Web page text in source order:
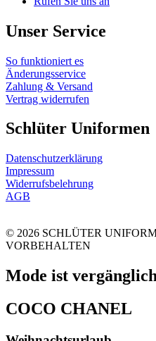
Unser Service
So funktioniert es
Änderungsservice
Zahlung & Versand
Vertrag widerrufen
Schlüter Uniformen
Datenschutzerklärung
Impressum
Widerrufsbelehrung
AGB
© 2026 SCHLÜTER
VORBEHALTEN
Mode ist
COCO CHANEL